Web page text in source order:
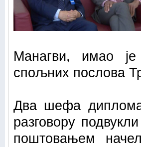
Манагви, имао je
спољних послова
Два шефа
разговору
поштовањем